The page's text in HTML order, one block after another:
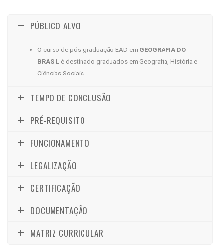
PÚBLICO ALVO
O curso de pós-graduação EAD em GEOGRAFIA DO
BRASIL é destinado graduados em Geografia, História e
Ciências Sociais.
TEMPO DE CONCLUSÃO
PRÉ-REQUISITO
FUNCIONAMENTO
LEGALIZAÇÃO
CERTIFICAÇÃO
DOCUMENTAÇÃO
MATRIZ CURRICULAR